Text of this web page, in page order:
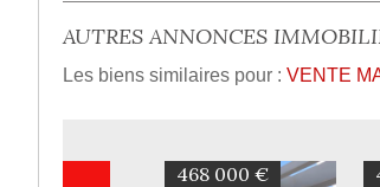
AUTRES ANNONCES
Les biens similaires pour : VENTE
468 000 €